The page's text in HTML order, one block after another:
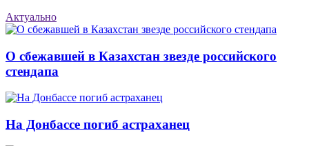
Актуально
О сбежавшей в Казахстан звезде российского
стендапа
На Донбассе погиб астраханец